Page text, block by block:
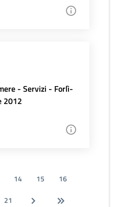
- Servizi - Forlì-
2012
14 15
16
21